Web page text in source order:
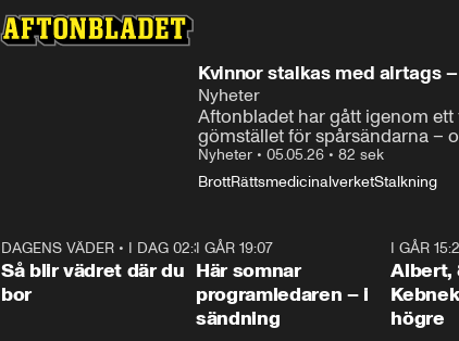
Kvinnor stalkas med airtags
Nyheter
Aftonbladet har gått igenom
gömstället för spårsändarna –
Nyheter • 05.05.26 • 82 sek
BrottRättsmedicinalverketStalkning
1:06
DAGENS VÄDER • I DAG 02:30
Så blir vädret där du
bor
I GÅR 19:07
Här somnar
programledaren – i
sändning
I GÅR
Albert,
högre